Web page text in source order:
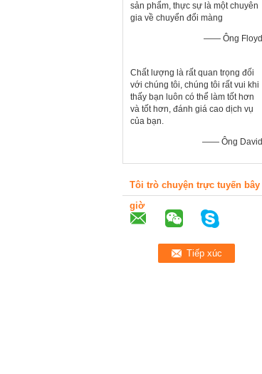
sản phẩm, thực sự là một chuyên
gia về chuyển đổi màng
—— Ông Floyd
Chất lượng là rất quan trọng đối
với chúng tôi, chúng tôi rất vui khi
thấy bạn luôn có thể làm tốt hơn
và tốt hơn, đánh giá cao dịch vụ
của bạn.
—— Ông David
Tôi trò chuyện trực tuyến bây
giờ